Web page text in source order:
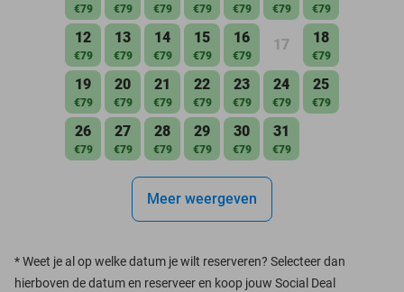
€79 €79 €79 €79 €79 €79 €79
12
€79
13
€79
14
€79
15
€79
16
€79
17 18
€79
19
€79
20
€79
21
€79
22
€79
23
€79
24
€79
25
€79
26
€79
27
€79
28
€79
29
€79
30
€79
31
€79
Meer weergeven
*Weet je al op welke datum je wilt reserveren? Selecteer dan
hierboven de datum en reserveer en koop jouw Social Deal